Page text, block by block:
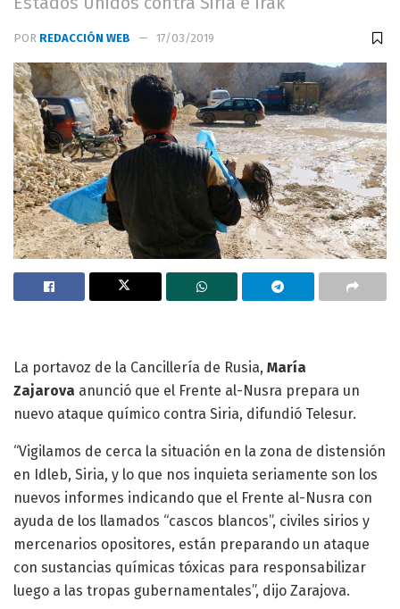
POR REDACCIÓN WEB 17/03/2019
La portavoz de la Cancillería de Rusia, María
Zajarova anunció que el Frente al-Nusra prepara un
nuevo ataque químico contra Siria, difundió Telesur.
“Vigilamos de cerca la situación en la zona de distensión
en Idleb, Siria, y lo que nos inquieta seriamente son los
nuevos informes indicando que el Frente al-Nusra con
ayuda de los llamados “cascos blancos”, civiles sirios y
mercenarios opositores, están preparando un ataque
con sustancias químicas tóxicas para responsabilizar
luego a las tropas gubernamentales”, dijo Zarajova.